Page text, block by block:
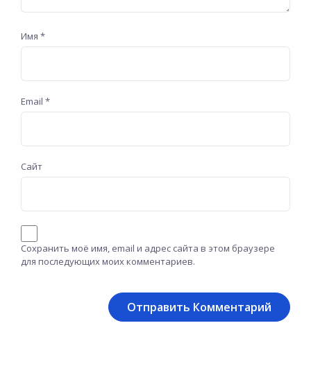
Имя *
Email *
Сайт
Сохранить моё имя, email и адрес сайта в этом браузере
для последующих моих комментариев.